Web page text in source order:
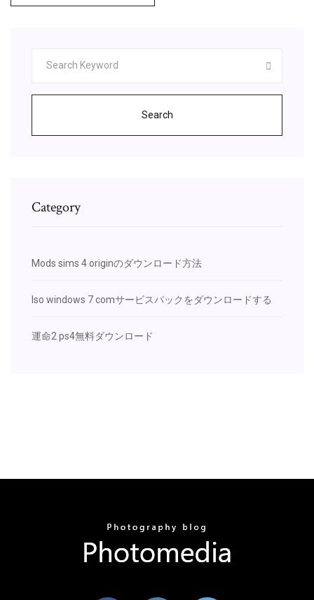
Search
Category
Mods sims 4 originのダウンロード方法
Iso windows 7 comサービスパックをダウンロードする
運命2 ps4無料ダウンロード